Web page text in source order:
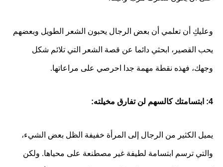
وعليكِ أن تعلمي أن بعض الرجال يحبون الشعر الطويل وبعضهم
يحب القصير، ابحثي دائما عن قصة الشعر التي تلائم شكل
وجهك، فهذه نقطة مهمة جدا احرصي على مراعاتها.
4: ابتسامتك كالسهم لن تفارق مخيلته:
يميل الكثير من الرجال إلى المرأة خفيفة الظل بعض الشيء،
والتي ترسم ابتسامة لطيفة غير مصطنعة على محياها. ولكن